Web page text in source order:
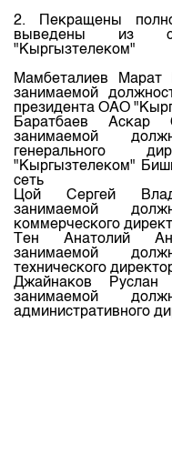
Результаты
Объем ГЦБ в
Результаты
2. Пекращены
выведены из
"Кыргызтелеком"
Мамбеталиев Марат
занимаемой
президента ОАО
Баратбаев Аскар
занимаемой
генерального
"Кыргызтелеком"
сеть
Цой Сергей
занимаемой
коммерческого
Тен Анатолий
занимаемой
технического
Джайнаков Руслан
занимаемой
административного